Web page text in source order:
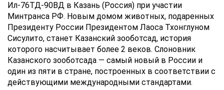
Ил-76ТД-90ВД в Казань (Россия) при участии
Минтранса РФ. Новым домом животных, подаренных
Президенту России Президентом Лаоса Тхонглуном
Сисулито, станет Казанский зооботсад, история
которого насчитывает более 2 веков. Слоновник
Казанского зооботсада — самый новый в России и
один из пяти в стране, построенных в соответствии с
действующими международными стандартами.